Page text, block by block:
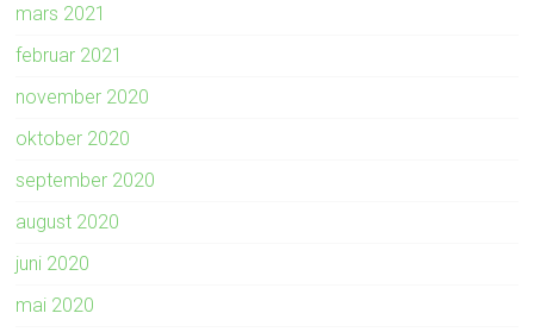
mars 2021
februar 2021
november 2020
oktober 2020
september 2020
august 2020
juni 2020
mai 2020